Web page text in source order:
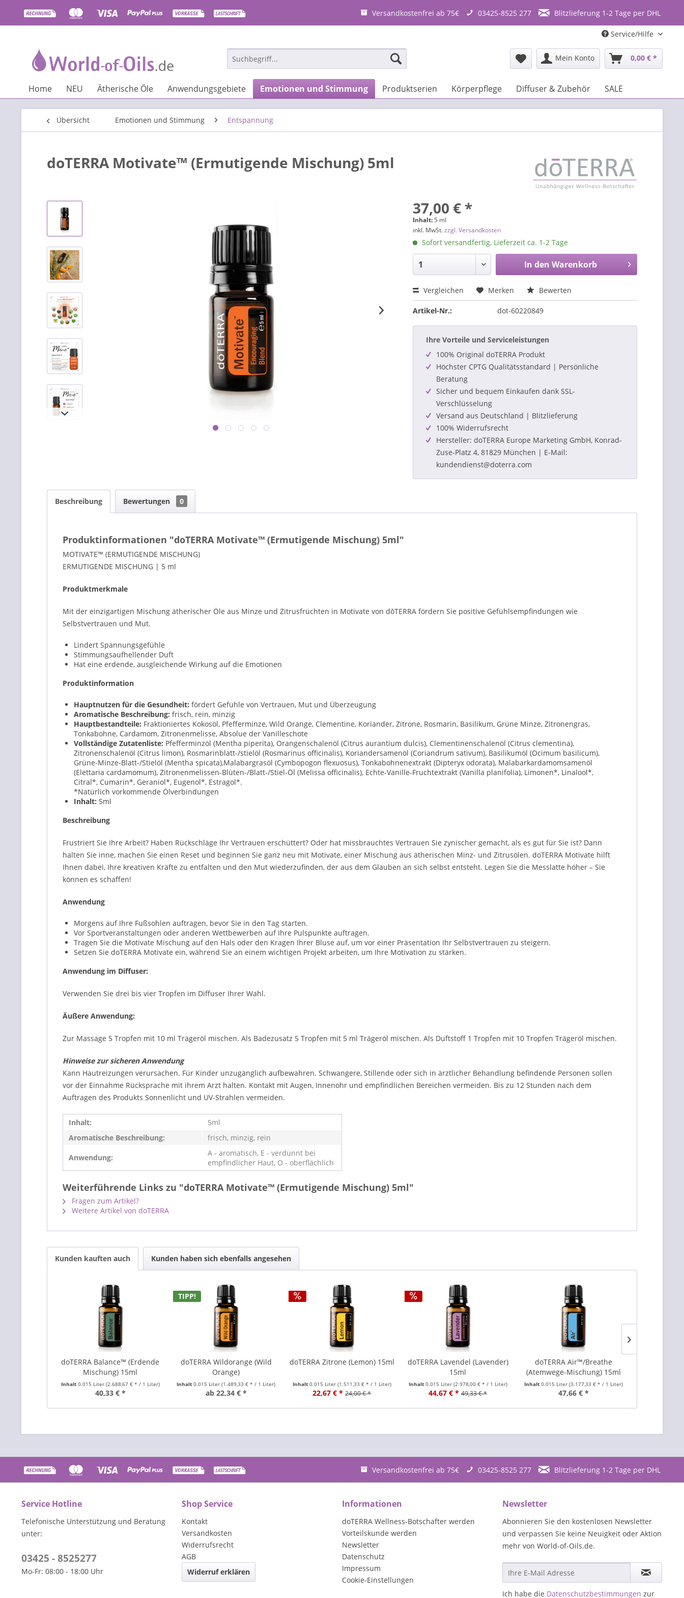
Versandkostenfrei ab 75€ 03425-8525 277 Blitzlieferung 1-2 Tage per DHL
Service/Hilfe
Mein Konto 0,00 € *
Home NEU Ätherische Öle Anwendungsgebiete Emotionen und Stimmung Produktserien Körperpflege Diffuser & Zubehör SALE
Übersicht Emotionen und Stimmung Entspannung
doTERRA Motivate™ (Ermutigende Mischung) 5ml
37,00 € *
Inhalt:5 ml
inkl. MwSt.zzgl. Versandkosten
Sofort versandfertig, Lieferzeit ca. 1-2 Tage
In den Warenkorb
Vergleichen Merken Bewerten
Artikel-Nr.: dot-60220849
Ihre Vorteile und Serviceleistungen
100% Original doTERRA Produkt
Höchster CPTG Qualitätsstandard | Persönliche
Beratung
Sicher und bequem Einkaufen dank SSL-
Verschlüsselung
Versand aus Deutschland | Blitzlieferung
100% Widerrufsrecht
Hersteller: doTERRA Europe Marketing GmbH, Konrad-
Zuse-Platz 4, 81829 München | E-Mail:
kundendienst@doterra.com
Beschreibung Bewertungen 0
Produktinformationen "doTERRA Motivate™ (Ermutigende Mischung) 5ml"
MOTIVATE™ (ERMUTIGENDE MISCHUNG)
ERMUTIGENDE MISCHUNG | 5 ml
Produktmerkmale
Mit der einzigartigen Mischung ätherischer Öle aus Minze und Zitrusfrüchten in Motivate von dōTERRA fördern Sie positive Gefühlsempfindungen wie
Selbstvertrauen und Mut.
Lindert Spannungsgefühle
Stimmungsaufhellender Duft
Hat eine erdende, ausgleichende Wirkung auf die Emotionen
Produktinformation
Hauptnutzen für die Gesundheit: fördert Gefühle von Vertrauen, Mut und Überzeugung
Aromatische Beschreibung: frisch, rein, minzig
Hauptbestandteile: Fraktioniertes Kokosöl, Pfefferminze, Wild Orange, Clementine, Koriander, Zitrone, Rosmarin, Basilikum, Grüne Minze, Zitronengras,
Tonkabohne, Cardamom, Zitronenmelisse, Absolue der Vanilleschote
Vollständige Zutatenliste: Pfefferminzöl (Mentha piperita), Orangenschalenöl (Citrus aurantium dulcis), Clementinenschalenöl (Citrus clementina),
Zitronenschalenöl (Citrus limon), Rosmarinblatt-/stielöl (Rosmarinus officinalis), Koriandersamenöl (Coriandrum sativum), Basilikumöl (Ocimum basilicum),
Grüne-Minze-Blatt-/Stielöl (Mentha spicata),Malabargrasöl (Cymbopogon flexuosus), Tonkabohnenextrakt (Dipteryx odorata), Malabarkardamomsamenöl
(Elettaria cardamomum), Zitronenmelissen-Blüten-/Blatt-/Stiel-Öl (Melissa officinalis), Echte-Vanille-Fruchtextrakt (Vanilla planifolia), Limonen*, Linalool*,
Citral*, Cumarin*, Geraniol*, Eugenol*, Estragol*.
*Natürlich vorkommende Ölverbindungen
Inhalt: 5ml
Beschreibung
Frustriert Sie Ihre Arbeit? Haben Rückschläge Ihr Vertrauen erschüttert? Oder hat missbrauchtes Vertrauen Sie zynischer gemacht, als es gut für Sie ist? Dann
halten Sie inne, machen Sie einen Reset und beginnen Sie ganz neu mit Motivate, einer Mischung aus ätherischen Minz- und Zitrusölen. doTERRA Motivate hilft
Ihnen dabei, Ihre kreativen Kräfte zu entfalten und den Mut wiederzufinden, der aus dem Glauben an sich selbst entsteht. Legen Sie die Messlatte höher – Sie
können es schaffen!
Anwendung
Morgens auf Ihre Fußsohlen auftragen, bevor Sie in den Tag starten.
Vor Sportveranstaltungen oder anderen Wettbewerben auf Ihre Pulspunkte auftragen.
Tragen Sie die Motivate Mischung auf den Hals oder den Kragen Ihrer Bluse auf, um vor einer Präsentation Ihr Selbstvertrauen zu steigern.
Setzen Sie doTERRA Motivate ein, während Sie an einem wichtigen Projekt arbeiten, um Ihre Motivation zu stärken.
Anwendung im Diffuser:
Verwenden Sie drei bis vier Tropfen im Diffuser Ihrer Wahl.
Äußere Anwendung:
Zur Massage 5 Tropfen mit 10 ml Trägeröl mischen. Als Badezusatz 5 Tropfen mit 5 ml Trägeröl mischen. Als Duftstoff 1 Tropfen mit 10 Tropfen Trägeröl mischen.
Hinweise zur sicheren Anwendung
Kann Hautreizungen verursachen. Für Kinder unzugänglich aufbewahren. Schwangere, Stillende oder sich in ärztlicher Behandlung befindende Personen sollen
vor der Einnahme Rücksprache mit ihrem Arzt halten. Kontakt mit Augen, Innenohr und empfindlichen Bereichen vermeiden. Bis zu 12 Stunden nach dem
Auftragen des Produkts Sonnenlicht und UV-Strahlen vermeiden.
Inhalt:
5ml
Aromatische Beschreibung:
frisch, minzig, rein
Anwendung:
A - aromatisch, E - verdünnt bei
empfindlicher Haut, O - oberflächlich
Weiterführende Links zu "doTERRA Motivate™ (Ermutigende Mischung) 5ml"
Fragen zum Artikel?
Weitere Artikel von doTERRA
Kunden kauften auch Kunden haben sich ebenfalls angesehen
doTERRA Balance™ (Erdende
Mischung) 15ml
Inhalt 0.015 Liter (2.688,67 € * / 1 Liter)
40,33 € *
TIPP!
doTERRA Wildorange (Wild
Orange)
Inhalt0.015 Liter(1.489,33 € * / 1 Liter)
ab 22,34 € *
doTERRA Zitrone (Lemon) 15ml
Inhalt 0.015 Liter (1.511,33 € * / 1 Liter)
22,67 € * 24,00 € *
doTERRA Lavendel (Lavender)
15ml
Inhalt 0.015 Liter (2.978,00 € * / 1 Liter)
44,67 € * 49,33 € *
doTERRA Air™/Breathe
(Atemwege-Mischung) 15ml
Inhalt0.015 Liter(3.177,33 € * / 1 Liter)
47,66 € *
Versandkostenfrei ab 75€ 03425-8525 277 Blitzlieferung 1-2 Tage per DHL
Service Hotline
Telefonische Unterstützung und Beratung
unter:
03425 - 8525277
Mo-Fr: 08:00 - 18:00 Uhr
Shop Service
Kontakt
Versandkosten
Widerrufsrecht
AGB
Widerruf erklären
Informationen
doTERRA Wellness-Botschafter werden
Vorteilskunde werden
Newsletter
Datenschutz
Impressum
Cookie-Einstellungen
Newsletter
Abonnieren Sie den kostenlosen Newsletter
und verpassen Sie keine Neuigkeit oder Aktion
mehr von World-of-Oils.de.
Ich habe die Datenschutzbestimmungen zur